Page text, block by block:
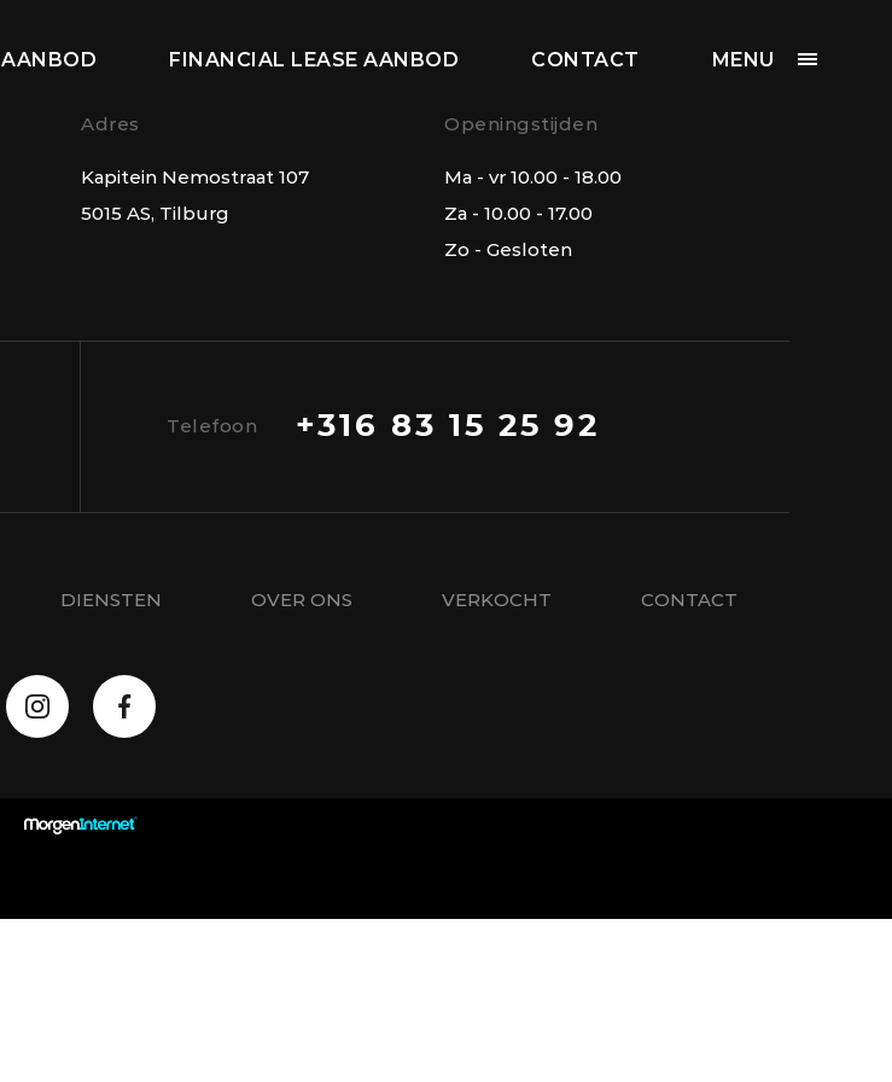
AANBOD FINANCIAL LEASE AANBOD CONTACT MENU
Adres
Kapitein Nemostraat 107
5015 AS, Tilburg
Openingstijden
Ma - vr 10.00 - 18.00
Za - 10.00 - 17.00
Zo - Gesloten
Telefoon +316 83 15 25 92
DIENSTEN OVER ONS VERKOCHT CONTACT